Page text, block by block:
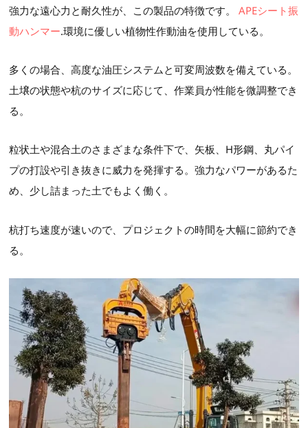
強力な遠心力と耐久性が、この製品の特徴です。 APEシート振
動ハンマー.環境に優しい植物性作動油を使用している。
多くの場合、高度な油圧システムと可変周波数を備えている。
土壌の状態や杭のサイズに応じて、作業員が性能を微調整でき
る。
粒状土や混合土のさまざまな条件下で、矢板、H形鋼、丸パイ
プの打設や引き抜きに威力を発揮する。強力なパワーがあるた
め、少し詰まった土でもよく働く。
杭打ち速度が速いので、プロジェクトの時間を大幅に節約でき
る。